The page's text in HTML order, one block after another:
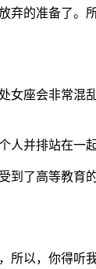
弃的准备了。
女座会非常混
并排站在一
到了高等教育
所以，你得听